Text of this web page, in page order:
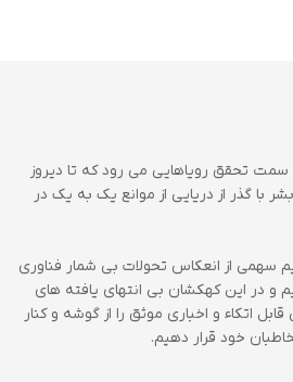
سمت تحقق رویاهایی می رود که تا دیروز
با گذر از دریایی از موانع یک به یک در
سهمی از انعکاس تحولات بی شمار فناوری
و در این کهکشان بی انتهای یافته های
اتکاء و اخباری موثق را از گوشه و کنار
خود قرار دهیم.